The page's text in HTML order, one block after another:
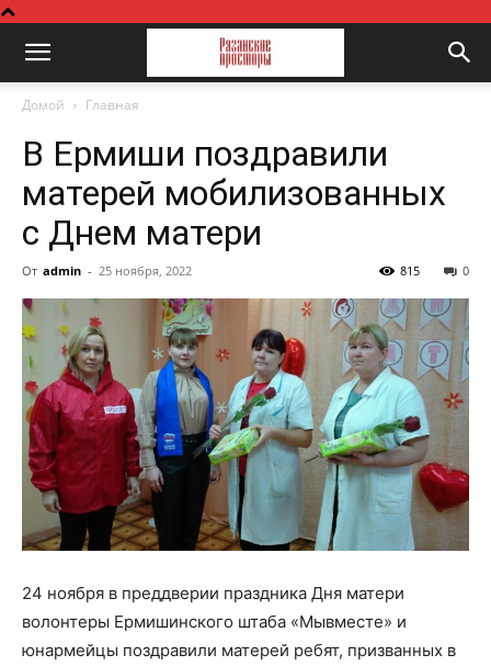
Домой Главная
В Ермиши поздравили
матерей мобилизованных
с Днем матери
От admin - 25 ноября, 2022 0
815
24 ноября в преддверии праздника Дня матери
волонтеры Ермишинского штаба «Мывместе» и
юнармейцы поздравили матерей ребят, призванных в